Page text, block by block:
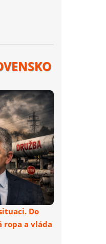
Do
ropa a vláda